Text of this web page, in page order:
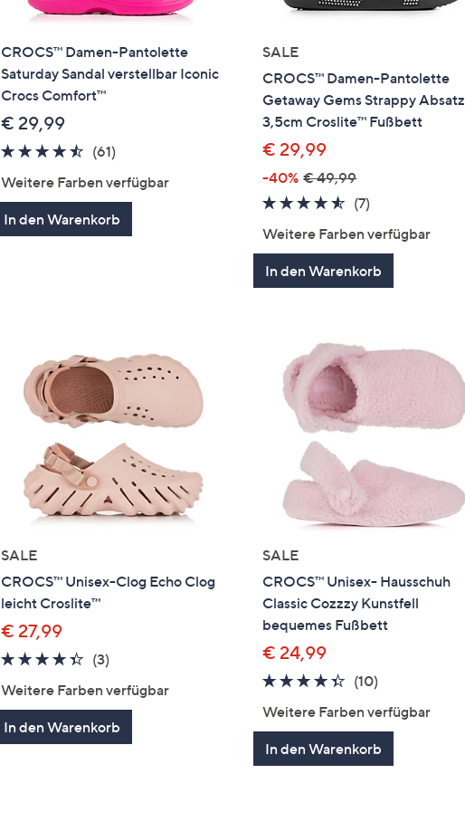
CROCS™ Damen-Pantolette
Saturday Sandal verstellbar Iconic
Crocs Comfort™
€ 29,99
4.5
5
(61)61
Weitere Farben verfügbar
In den Warenkorb
SALE
CROCS™ Damen-Pantolette
Getaway Gems Strappy Absatz
3,5cm Croslite™ Fußbett
€ 29,99
-40% € 49,99
4.4
5
(7)
Weitere Farben verfügbar
In den Warenkorb
SALE
CROCS™ Unisex-Clog Echo Clog
leicht Croslite™
€ 27,99
4.3
(3)3
Weitere Farben verfügbar
In den Warenkorb
SALE
CROCS™ Unisex- Hausschuh
Classic Cozzzy Kunstfell
bequemes Fußbett
€ 24,99
4.3
(10)
Weitere Farben verfügbar
In den Warenkorb